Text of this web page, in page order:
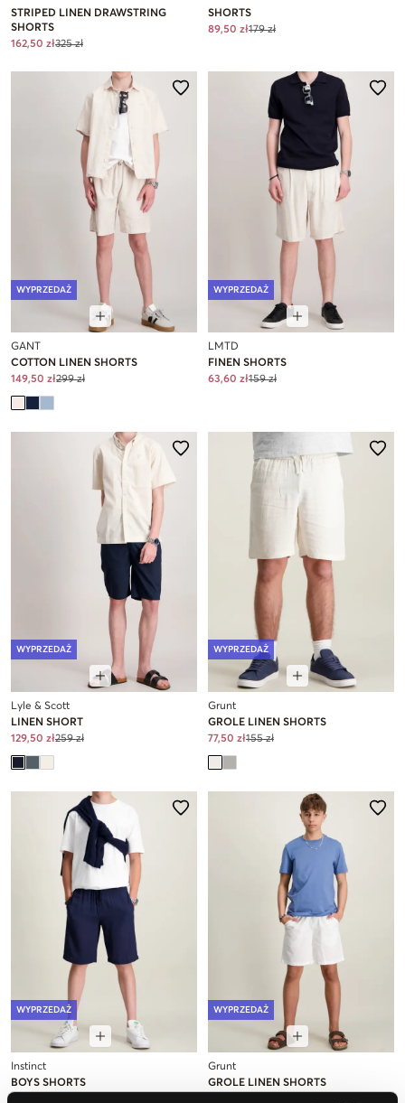
STRIPED LINEN DRAWSTRING
SHORTS
162,50 zł325 zł
SHORTS
89,50 zł179 zł
WYPRZEDAŻ
GANT
COTTON LINEN SHORTS
149,50 zł299 zł
WYPRZEDAŻ
LMTD
FINEN SHORTS
63,60 zł159 zł
WYPRZEDAŻ
Lyle & Scott
LINEN SHORT
129,50 zł259 zł
WYPRZEDAŻ
Grunt
GROLE LINEN SHORTS
77,50 zł155 zł
WYPRZEDAŻ
Instinct
BOYS SHORTS
WYPRZEDAŻ
Grunt
GROLE LINEN SHORTS